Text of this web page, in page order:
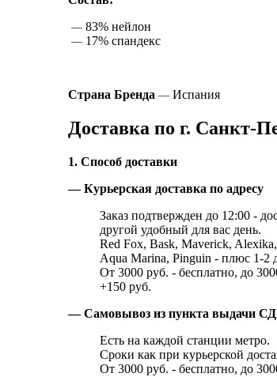
— 83% нейлон
— 17% спандекс
Страна Бренда — Испания
Доставка по г. Санкт-
1. Способ доставки
— Курьерская доставка по адресу
Заказ подтвержден до 12:00 -
другой удобный для вас день.
Red Fox, Bask, Maverick,
Aqua Marina, Pinguin - плюс 1-2
От 3000 руб. - бесплатно, до
+150 руб.
— Самовывоз из пункта выдачи
Есть на каждой станции метро.
Сроки как при курьерской
От 3000 руб. - бесплатно, до